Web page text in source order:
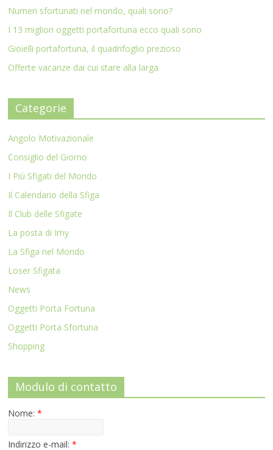
Numeri sfortunati nel mondo, quali sono?
I 13 migliori oggetti portafortuna ecco quali sono
Gioielli portafortuna, il quadrifoglio prezioso
Offerte vacanze dai cui stare alla larga
Categorie
Angolo Motivazionale
Consiglio del Giorno
I Più Sfigati del Mondo
Il Calendario della Sfiga
Il Club delle Sfigate
La posta di Imy
La Sfiga nel Mondo
Loser Sfigata
News
Oggetti Porta Fortuna
Oggetti Porta Sfortuna
Shopping
Modulo di contatto
Nome:*
Indirizzo e-mail:*